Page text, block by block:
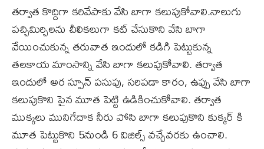
తర్వాత కొద్దిగా కరివేపాకు వేసి బాగా కలుపుకోవాలి.నాలుగు
పచ్చిమిర్చిలను చీలికలుగా కట్ చేసుకొని వేసి బాగా
వేయించుకున్న తరువాత ఇందులో కడిగి పెట్టుకున్న
తలకాయ మాంసాన్ని వేసి బాగా కలుపుకోవాలి. తర్వాత
ఇందులో అర స్పూన్ పసుపు, సరిపడా కారం, ఉప్పు వేసి బాగా
కలుపుకొని పైన మూత పెట్టి ఉడికించుకోవాలి. తర్వాత
ముక్కలు మునిగేదాక నీరు పోసి బాగా కలుపుకొని కుక్కర్ కి
మూత పెట్టుకొని 5నుండి 6 విజిల్స్ వచ్చేవరకు ఉంచాలి.